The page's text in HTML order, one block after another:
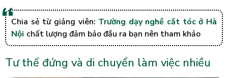
Chia sẻ từ giảng viên: Trường dạy nghề cắt tóc ở Hà
Nội chất lượng đảm bảo đầu ra bạn nên tham khảo
Tư thế đứng và di chuyển làm việc nhiều